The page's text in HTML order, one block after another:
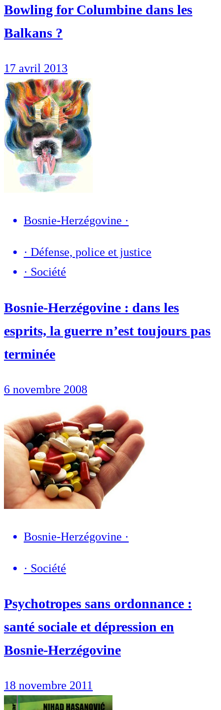
Bowling for Columbine dans les
Balkans ?
17 avril 2013
Bosnie-Herzégovine ·
· Défense, police et justice
· Société
Bosnie-Herzégovine : dans les
esprits, la guerre n’est toujours pas
terminée
6 novembre 2008
Bosnie-Herzégovine ·
· Société
Psychotropes sans ordonnance :
santé sociale et dépression en
Bosnie-Herzégovine
18 novembre 2011